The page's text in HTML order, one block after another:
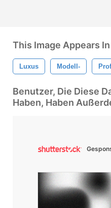
This Image Appears
Luxus Modell-
Benutzer, Die Diese
Haben, Haben